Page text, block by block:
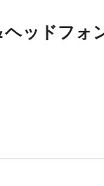
ッドフォ